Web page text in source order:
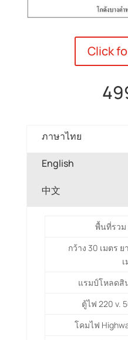
Click
ภาษาไทย
English
中文
พื้นที่รวม
กว้าง 30 เมตร ย
แรมป์โหลดสิ
ตู้ไฟ 220 v.
โคมไฟ